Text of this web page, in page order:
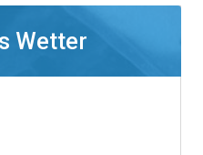
Wetter